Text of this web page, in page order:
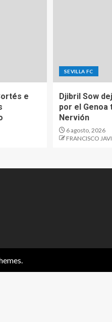
e
SEVILLA FC
Djibril Sow
por el Genoa
Nervión
6 agosto, 2026
FRANCISCO